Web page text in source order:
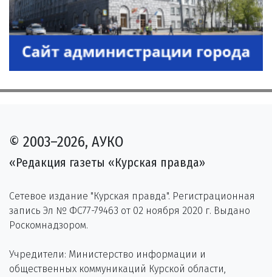
© 2003–2026, АУКО
«Редакция газеты «Курская правда»
Сетевое издание "Курская правда". Регистрационная
запись Эл № ФС77-79463 от 02 ноября 2020 г. Выдано
Роскомнадзором.
Учредители: Министерство информации и
общественных коммуникаций Курской области,